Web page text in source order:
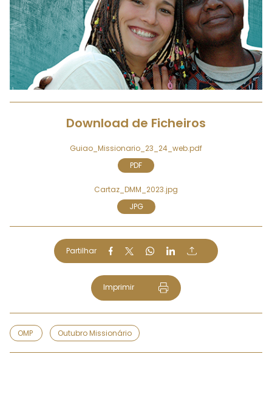
Download de Ficheiros
Guiao_Missionario_23_24_web.pdf
PDF
Cartaz_DMM_2023.jpg
JPG
Partilhar
Imprimir
OMP Outubro Missionário